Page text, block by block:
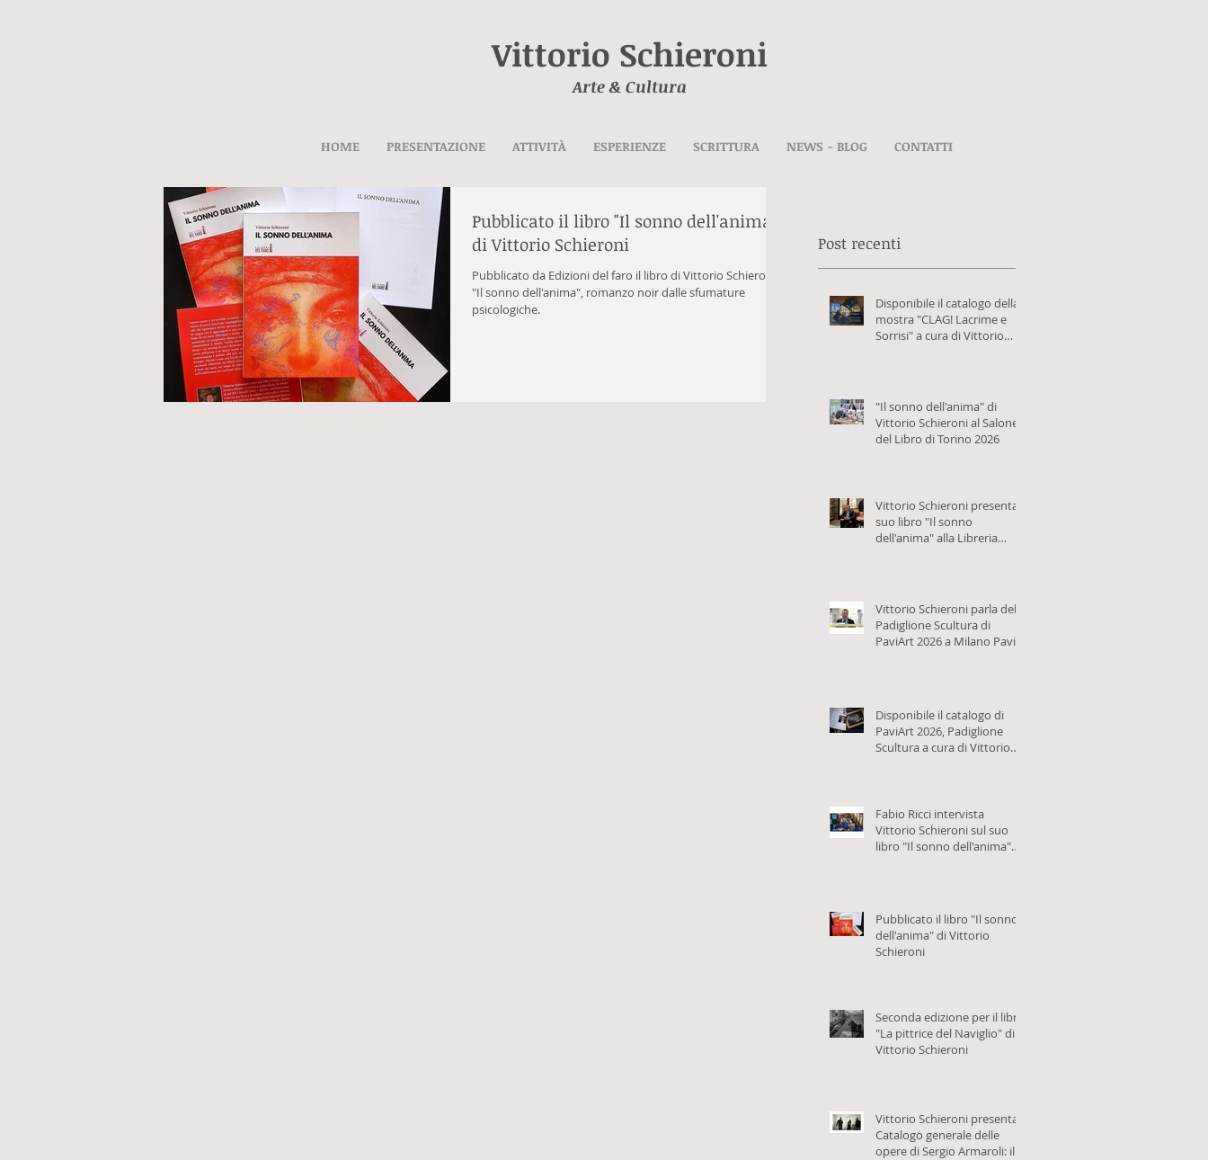
Vittorio Schieroni
Arte & Cultura
HOME PRESENTAZIONE ATTIVITÀ ESPERIENZE SCRITTURA NEWS - BLOG CONTATTI
Pubblicato il libro "Il sonno dell'anima"
di Vittorio Schieroni
Pubblicato da Edizioni del faro il libro di Vittorio Schieroni
"Il sonno dell'anima", romanzo noir dalle sfumature
psicologiche.
Post recenti
Disponibile il catalogo della
mostra "CLAG! Lacrime e
Sorrisi" a cura di Vittorio
"Il sonno dell'anima" di
Vittorio Schieroni al Salone
del Libro di Torino 2026
Vittorio Schieroni presenta il
suo libro "Il sonno
dell'anima" alla Libreria
Vittorio Schieroni parla del
Padiglione Scultura di
PaviArt 2026 a Milano Pavia
Disponibile il catalogo di
PaviArt 2026, Padiglione
Scultura a cura di Vittorio
Fabio Ricci intervista
Vittorio Schieroni sul suo
libro "Il sonno dell'anima"
Pubblicato il libro "Il sonno
dell'anima" di Vittorio
Schieroni
Seconda edizione per il libro
"La pittrice del Naviglio" di
Vittorio Schieroni
Vittorio Schieroni presenta il
Catalogo generale delle
opere di Sergio Armaroli: il